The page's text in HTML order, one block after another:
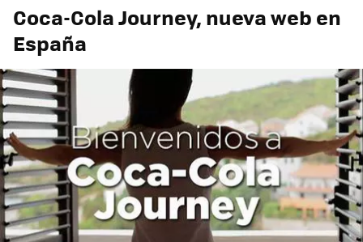
Coca-Cola Journey, nueva web en
España